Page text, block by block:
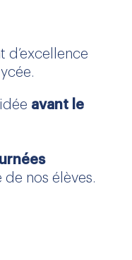
d’excellence
avant le
nos élèves.